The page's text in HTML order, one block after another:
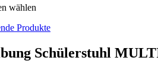
wählen
Produkte
Schülerstuhl